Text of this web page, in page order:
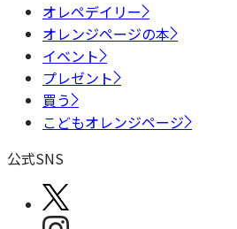
オレペデイリー
オレンジページの本
イベント
プレゼント
買う
こどもオレンジページ
公式SNS